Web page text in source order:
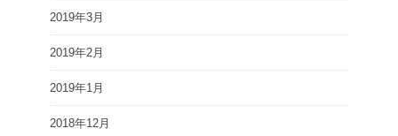
2019年3月
2019年2月
2019年1月
2018年12月